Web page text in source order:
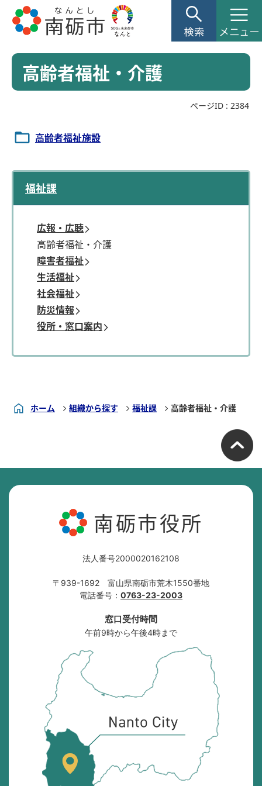
高齢者福祉・介護
ページID : 2384
高齢者福祉施設
福祉課
広報・広聴
高齢者福祉・介護
障害者福祉
生活福祉
社会福祉
防災情報
役所・窓口案内
ホーム 組織から探す 福祉課 高齢者福祉・介護
南砺市役所
法人番号2000020162108
〒939-1692 富山県南砺市荒木1550番地
電話番号： 0763-23-2003
窓口受付時間
午前9時から午後4時まで
位
置
を
記
し
た